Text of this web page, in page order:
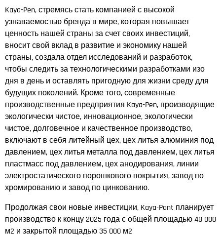
Kaya-Pen, стремясь стать компанией с высокой
узнаваемостью бренда в мире, которая повышает
ценность нашей страны за счет своих инвестиций,
вносит свой вклад в развитие и экономику нашей
страны, создала отдел исследований и разработок,
чтобы следить за технологическими разработками изо
дня в день и оставлять пригодную для жизни среду для
будущих поколений. Кроме того, современные
производственные предприятия Kaya-Pen, производящие
экологически чистое, инновационное, экологически
чистое, долговечное и качественное производство,
включают в себя литейный цех, цех литья алюминия под
давлением, цех литья металла под давлением, цех литья
пластмасс под давлением, цех анодирования, линии
электростатического порошкового покрытия, завод по
хромированию и завод по цинкованию.
Продолжая свои новые инвестиции, Kaya-Pant планирует
производство к концу 2025 года с общей площадью 40 000
м2 и закрытой площадью 35 000 м2